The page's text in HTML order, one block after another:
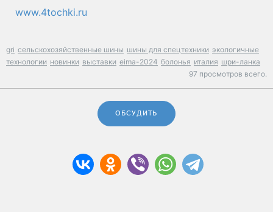
www.4tochki.ru
gri сельскохозяйственные шины шины для спецтехники экологичные
технологии новинки выставки eima-2024 болонья италия шри-ланка
97 просмотров всего.
ОБСУДИТЬ